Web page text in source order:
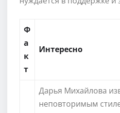
Ф
а
к
т
Интересно
Дарья Михайлова
неповторимым